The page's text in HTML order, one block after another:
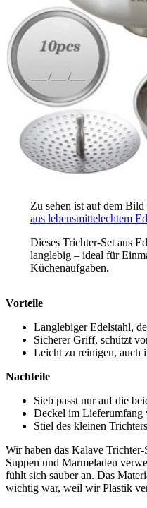
Zu sehen ist auf dem Bild
aus lebensmittelechtem
Dieses Trichter-Set aus
langlebig – ideal für
Küchenaufgaben.
Vorteile
Langlebiger Edelstahl,
Sicherer Griff, schützt
Leicht zu reinigen, auch
Nachteile
Sieb passt nur auf die
Deckel im Lieferumfang
Stiel des kleinen
Wir haben das Kalave
Suppen und Marmeladen
fühlt sich sauber an. Das
wichtig war, weil wir Plastik